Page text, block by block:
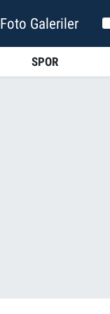
Foto Galeriler
SPOR